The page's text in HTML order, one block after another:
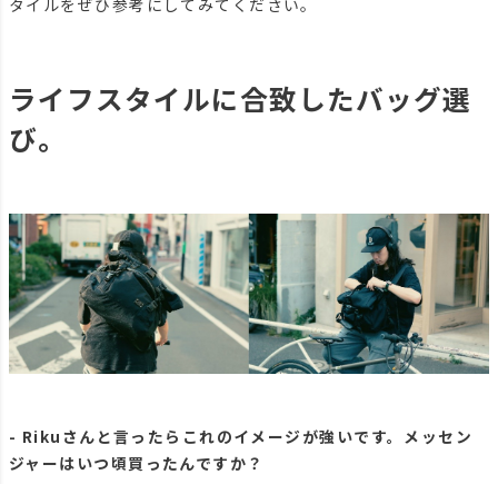
ライフスタイルに合致したバッグ選
び。
- Rikuさんと言ったらこれのイメージが強いです。メッセン
ジャーはいつ頃買ったんですか？